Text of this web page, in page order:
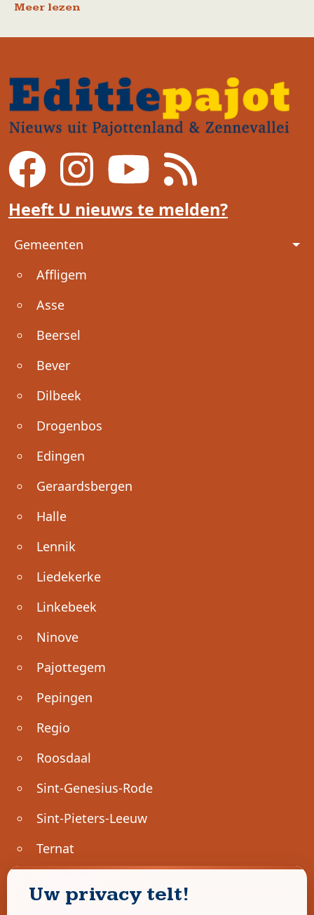
Meer lezen
Heeft U nieuws te melden?
Voet
Gemeenten
Affligem
Asse
Beersel
Bever
Dilbeek
Drogenbos
Edingen
Geraardsbergen
Halle
Lennik
Liedekerke
Linkebeek
Ninove
Pajottegem
Pepingen
Regio
Roosdaal
Sint-Genesius-Rode
Sint-Pieters-Leeuw
Ternat
Uw privacy telt!